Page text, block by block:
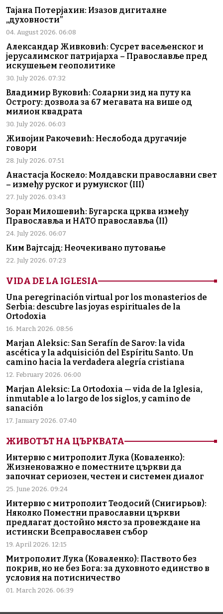
Тајана Потерјахин: Изазов дигиталне
„духовности”
04. August 2026. 06:08
Александар Живковић: Сусрет васељенског и
јерусалимског патријарха – Православље пред
искушењем геополитике
30. July 2026. 07:32
Владимир Вуковић: Соларни зид на путу ка
Острогу: дозвола за 67 мегавата на више од
милион квадрата
30. July 2026. 06:03
Живојин Ракочевић: Неслобода другачије
говори
28. July 2026. 07:51
Анастасја Коскело: Молдавски православни свет
– између руског и румунског (III)
27. July 2026. 03:43
Зоран Милошевић: Бугарска црква између
Православља и НАТО православља (II)
24. July 2026. 06:07
Ким Вајтсајд: Неочекивано путовање
22. July 2026. 07:23
VIDA DE LA IGLESIA
Una peregrinación virtual por los monasterios de
Serbia: descubre las joyas espirituales de la
Ortodoxia
16. March 2026. 08:56
Marjan Aleksic: San Serafín de Sarov: la vida
ascética y la adquisición del Espíritu Santo. Un
camino hacia la verdadera alegría cristiana
12. February 2026. 06:00
Marjan Aleksic: La Ortodoxia — vida de la Iglesia,
inmutable a lo largo de los siglos, y camino de
sanación
17. January 2026. 07:40
ЖИВОТЪТ НА ЦЪРКВАТА
Интервю с митрополит Лука (Коваленко):
Жизненоважно е поместните църкви да
започнат сериозен, честен и системен диалог
25. June 2026. 09:24
Интервю с митрополит Теодосий (Снигирьов):
Няколко Поместни православни църкви
предлагат достойно място за провеждане на
истински Всеправославен събор
19. April 2026. 12:15
Митрополит Лука (Коваленко): Паството без
покрив, но не без Бога: за духовното единство в
условия на потисничество
01. March 2026. 06:39